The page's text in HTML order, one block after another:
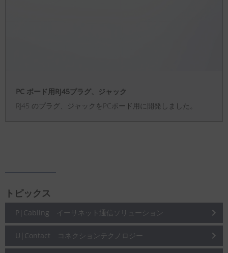
PC ボード用RJ45プラグ、ジャック
RJ45 のプラグ、ジャックをPCボード用に開発しました。
トピックス
P|Cabling イーサネット通信ソリューション
U|Contact コネクションテクノロジー